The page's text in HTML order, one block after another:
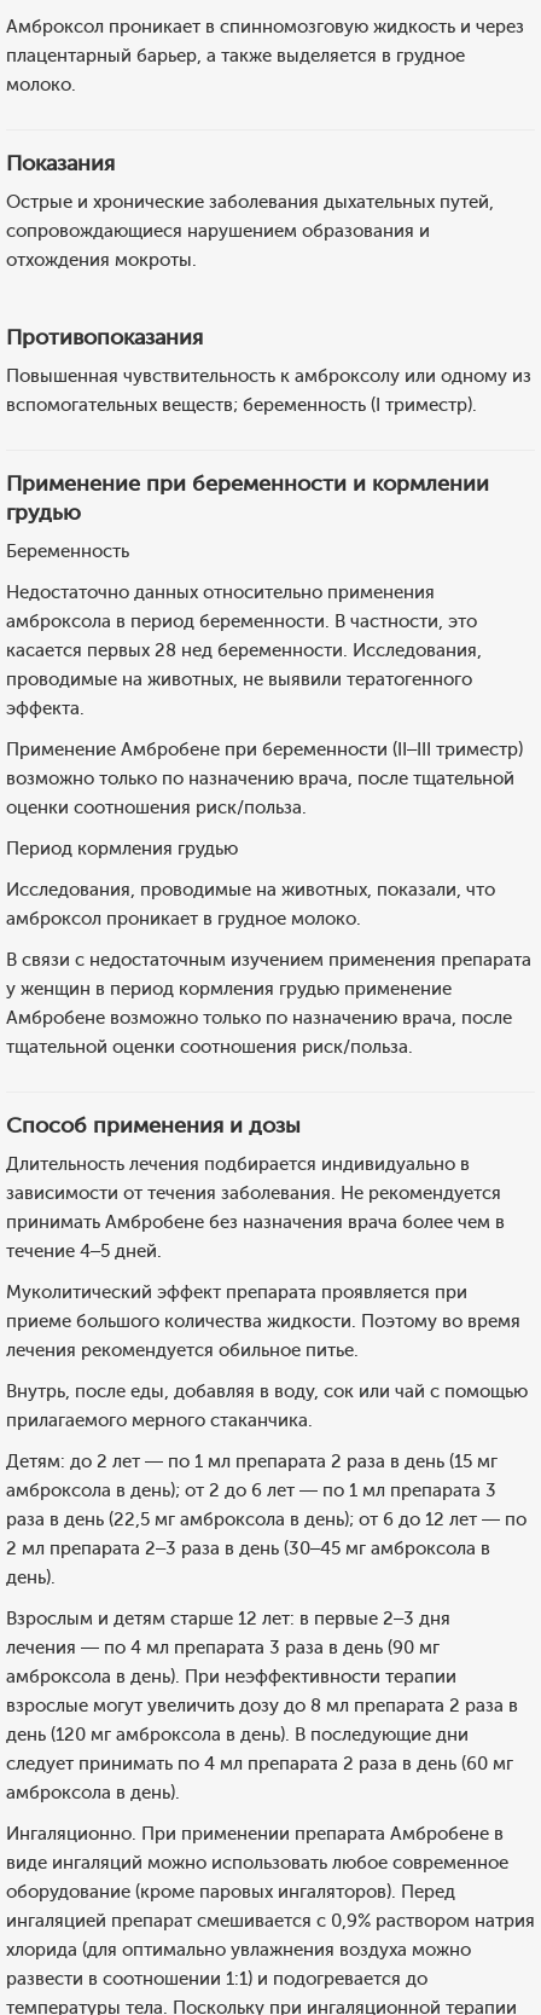
Амброксол проникает в спинномозговую жидкость и через
плацентарный барьер, а также выделяется в грудное
молоко.
Показания
Острые и хронические заболевания дыхательных путей,
сопровождающиеся нарушением образования и
отхождения мокроты.
Противопоказания
Повышенная чувствительность к амброксолу или одному из
вспомогательных веществ; беременность (I триместр).
Применение при беременности и кормлении
грудью
Беременность
Недостаточно данных относительно применения
амброксола в период беременности. В частности, это
касается первых 28 нед беременности. Исследования,
проводимые на животных, не выявили тератогенного
эффекта.
Применение Амбробене при беременности (II–III триместр)
возможно только по назначению врача, после тщательной
оценки соотношения риск/польза.
Период кормления грудью
Исследования, проводимые на животных, показали, что
амброксол проникает в грудное молоко.
В связи с недостаточным изучением применения препарата
у женщин в период кормления грудью применение
Амбробене возможно только по назначению врача, после
тщательной оценки соотношения риск/польза.
Способ применения и дозы
Длительность лечения подбирается индивидуально в
зависимости от течения заболевания. Не рекомендуется
принимать Амбробене без назначения врача более чем в
течение 4–5 дней.
Муколитический эффект препарата проявляется при
приеме большого количества жидкости. Поэтому во время
лечения рекомендуется обильное питье.
Внутрь, после еды, добавляя в воду, сок или чай с помощью
прилагаемого мерного стаканчика.
Детям: до 2 лет — по 1 мл препарата 2 раза в день (15 мг
амброксола в день); от 2 до 6 лет — по 1 мл препарата 3
раза в день (22,5 мг амброксола в день); от 6 до 12 лет — по
2 мл препарата 2–3 раза в день (30–45 мг амброксола в
день).
Взрослым и детям старше 12 лет: в первые 2–3 дня
лечения — по 4 мл препарата 3 раза в день (90 мг
амброксола в день). При неэффективности терапии
взрослые могут увеличить дозу до 8 мл препарата 2 раза в
день (120 мг амброксола в день). В последующие дни
следует принимать по 4 мл препарата 2 раза в день (60 мг
амброксола в день).
Ингаляционно. При применении препарата Амбробене в
виде ингаляций можно использовать любое современное
оборудование (кроме паровых ингаляторов). Перед
ингаляцией препарат смешивается с 0,9% раствором натрия
хлорида (для оптимально увлажнения воздуха можно
развести в соотношении 1:1) и подогревается до
температуры тела. Поскольку при ингаляционной терапии